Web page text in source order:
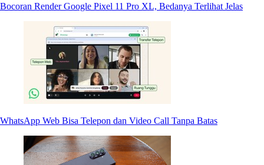
Bocoran Render Google Pixel 11 Pro XL, Bedanya Terlihat Jelas
WhatsApp Web Bisa Telepon dan Video Call Tanpa Batas